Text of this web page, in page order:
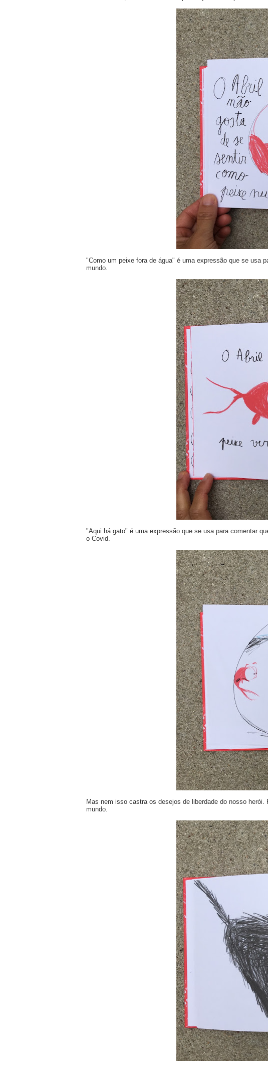
"Como um peixe fora de água" é uma expressão que se usa
mundo.
"Aqui há gato" é uma expressão que se usa para comentar
o Covid.
Mas nem isso castra os desejos de liberdade do nosso
mundo.